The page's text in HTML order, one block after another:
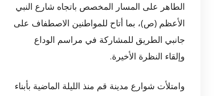
الطاهر على المسار المخصص باتجاه شارع النبي
الأعظم (ص)، بما أتاح للمواطنين الاصطفاف على
جانبي الطريق للمشاركة في مراسم الوداع
وإلقاء النظرة الأخيرة.
وامتلأت شوارع مدينة قم منذ الليلة الماضية بأبناء